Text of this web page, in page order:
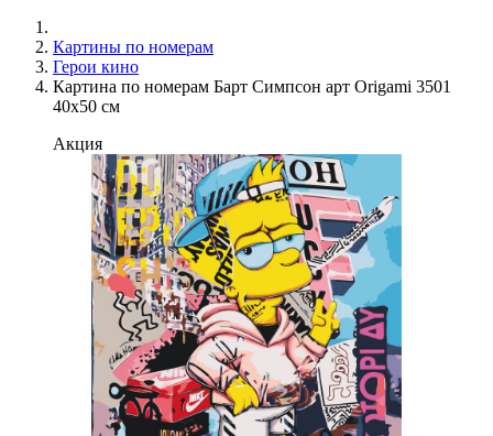
Картины по номерам
Герои кино
Картина по номерам Барт Симпсон арт Origami 3501
40x50 см
Акция